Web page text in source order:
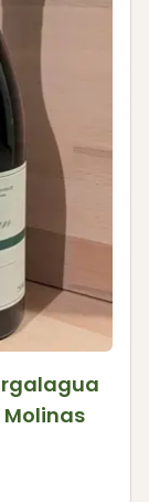
Molinas